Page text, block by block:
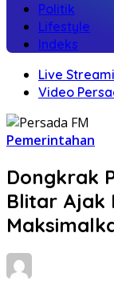
Politik
Lifestyle
Indeks
Live
Video
Pemerintahan
Dongkrak
Blitar Ajak